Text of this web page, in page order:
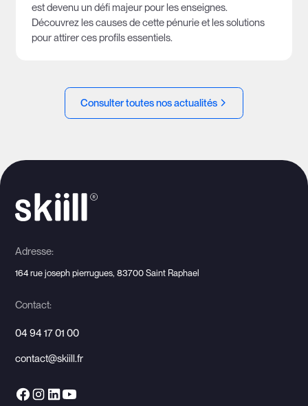
est devenu un défi majeur pour les enseignes.
Découvrez les causes de cette pénurie et les solutions
pour attirer ces profils essentiels.
Consulter toutes nos actualités
Adresse:
164 rue joseph pierrugues, 83700 Saint Raphael
Contact:
04 94 17 01 00
contact@skiill.fr